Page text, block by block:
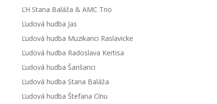
ĽH Stana Baláža & AMC Trio
Ľudová hudba Jas
Ľudová hudba Muzikanci Raslavicke
Ľudová hudba Radoslava Kertisa
Ľudová hudba Šarišanci
Ľudová hudba Stana Baláža
Ľudová hudba Štefana Cínu